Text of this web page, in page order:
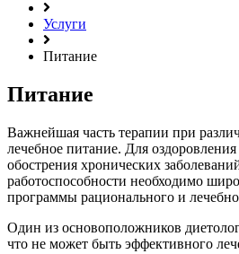
Услуги
Питание
Питание
Важнейшая часть терапии при
лечебное питание. Для
обострения хронических
работоспособности необходимо
программы рационального и
Один из основоположников
что не может быть эффективного